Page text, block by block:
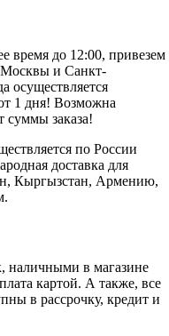
время до 12:00, привезем
Москвы и Санкт-
осуществляется
1 дня! Возможна
суммы заказа!
по России
доставка для
Кыргызстан, Армению,
наличными в магазине
картой. А также, все
в рассрочку, кредит и